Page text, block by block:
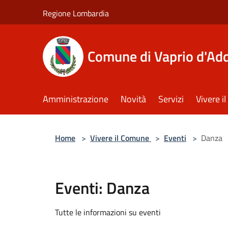
Regione Lombardia
Comune di Vaprio
Amministrazione Novità Servizi Vivere
Home > Vivere il Comune > Eventi > Danza
Eventi: Danza
Tutte le informazioni su eventi